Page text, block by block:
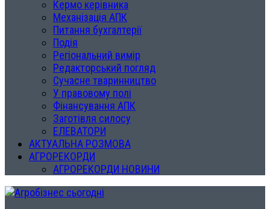
Кермо керівника
Механізація АПК
Питання бухгалтерії
Подія
Регіональний вимір
Редакторський погляд
Сучасне тваринництво
У правовому полі
Фінансування АПК
Заготівля силосу
ЕЛЕВАТОРИ
АКТУАЛЬНА РОЗМОВА
АГРОРЕКОРДИ
АГРОРЕКОРДИ НОВИНИ